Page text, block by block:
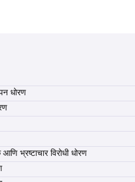
धोरण
धोरण
धोरण
आणि भ्रष्टाचार विरोधी धोरण
भ्रष्टाचार विरोधी धोरण